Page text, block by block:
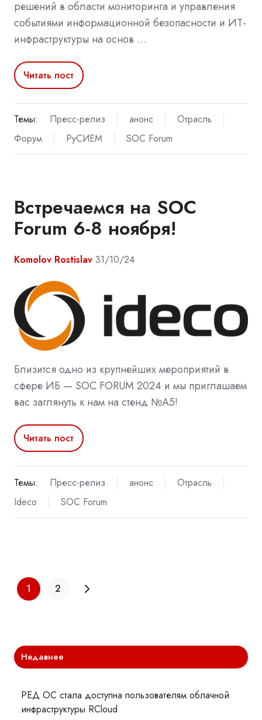
решений в области мониторинга и управления
событиями информационной безопасности и ИТ-
инфраструктуры на основ …
Читать пост
Темы: Пресс-релиз анонс
Отрасль
Форум
РуСИЕМ SOC Forum
Встречаемся на SOC
Forum 6-8 ноября!
Komolov Rostislav 31/10/24
Близится одно из крупнейших мероприятий в
сфере ИБ — SOC FORUM 2024 и мы приглашаем
вас заглянуть к нам на стенд №A5!
Читать пост
Темы: Пресс-релиз анонс
Отрасль
Ideco
SOC Forum
1 2
Недавнее
РЕД ОС стала доступна пользователям облачной
инфраструктуры RCloud